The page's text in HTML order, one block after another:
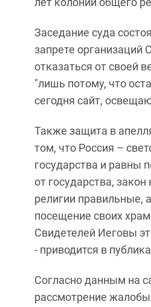
Заседание суда
запрете
отказаться от своей
"лишь потому, что
сегодня сайт,
Также защита в
том, что Россия –
государства и равны
от государства,
религии правильные,
посещение своих
Свидетелей Иеговы
- приводится в
Согласно данным на
рассмотрение